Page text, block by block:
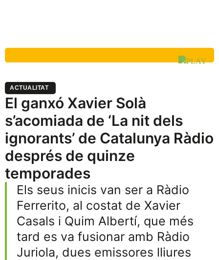
ACTUALITAT
El ganxó Xavier Solà
s’acomiada de ‘La nit dels
ignorants’ de Catalunya Ràdio
després de quinze
temporades
Els seus inicis van ser a Ràdio
Ferrerito, al costat de Xavier
Casals i Quim Albertí, que més
tard es va fusionar amb Ràdio
Juriola, dues emissores lliures